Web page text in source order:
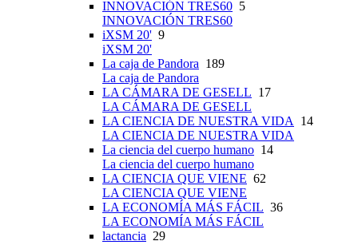
INNOVACIÓN TRES60 5
INNOVACIÓN TRES60
iXSM 20' 9
iXSM 20'
La caja de Pandora 189
La caja de Pandora
LA CÁMARA DE GESELL 17
LA CÁMARA DE GESELL
LA CIENCIA DE NUESTRA VIDA
14
LA CIENCIA DE NUESTRA VIDA
La ciencia del cuerpo humano 14
La ciencia del cuerpo humano
LA CIENCIA QUE VIENE 62
LA CIENCIA QUE VIENE
LA ECONOMÍA MÁS FÁCIL 36
LA ECONOMÍA MÁS FÁCIL
lactancia 29